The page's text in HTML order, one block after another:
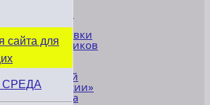
этап
подготовки
школьников
выбору
будущей
профессии»
«Встреча
сайта для